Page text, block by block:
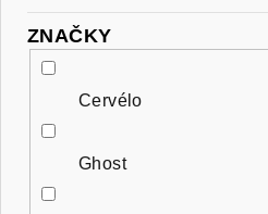
ZNAČKY
Cervélo
Ghost